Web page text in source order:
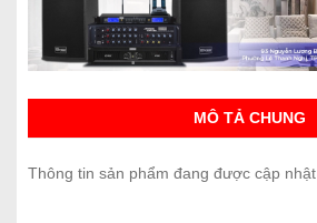
MÔ TẢ CHUNG
Thông tin sản phẩm đang được cập nhật